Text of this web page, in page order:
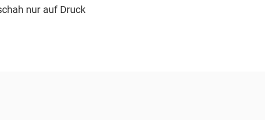
nur auf Druck